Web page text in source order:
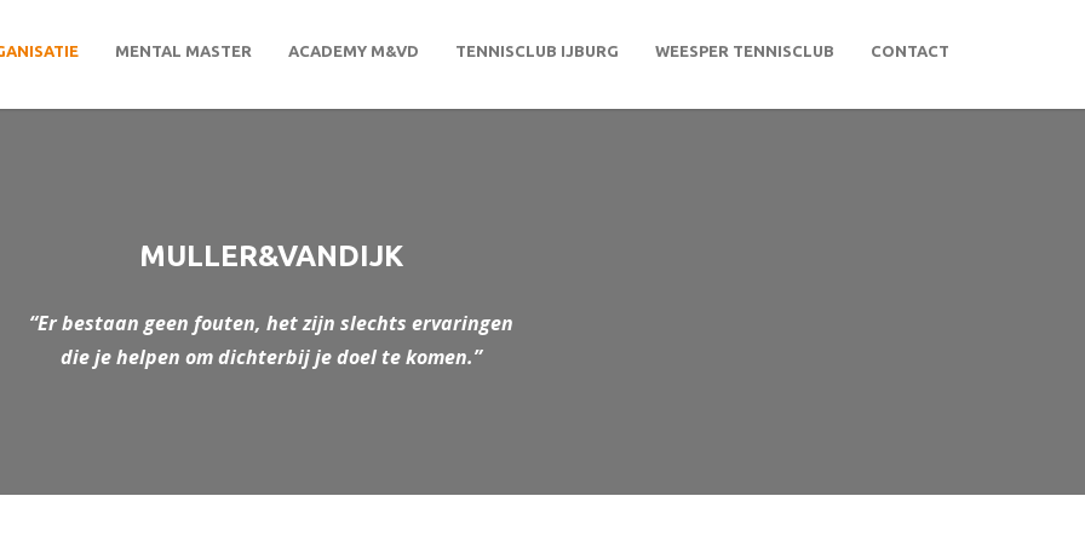
MENTAL MASTER ACADEMY M&VD TENNISCLUB IJBURG WEESPER TENNISCLUB CONTACT
MULLER&VANDIJK
“Er bestaan geen fouten, het zijn slechts ervaringen
die je helpen om dichterbij je doel te komen.”